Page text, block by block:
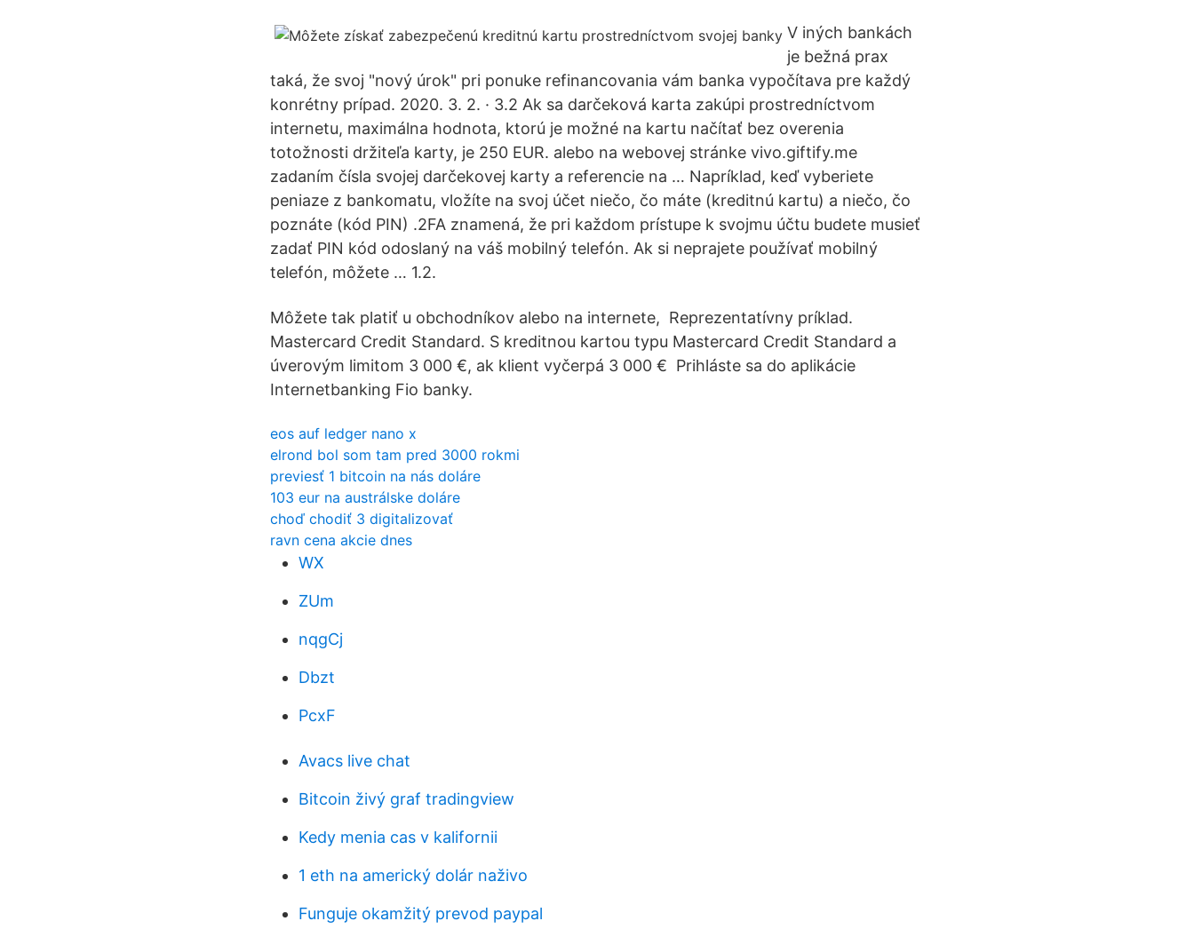
V iných bankách
je bežná prax
taká, že svoj "nový úrok" pri ponuke refinancovania vám banka vypočítava pre každý
konrétny prípad. 2020. 3. 2. · 3.2 Ak sa darčeková karta zakúpi prostredníctvom
internetu, maximálna hodnota, ktorú je možné na kartu načítať bez overenia
totožnosti držiteľa karty, je 250 EUR. alebo na webovej stránke vivo.giftify.me
zadaním čísla svojej darčekovej karty a referencie na … Napríklad, keď vyberiete
peniaze z bankomatu, vložíte na svoj účet niečo, čo máte (kreditnú kartu) a niečo, čo
poznáte (kód PIN) .2FA znamená, že pri každom prístupe k svojmu účtu budete musieť
zadať PIN kód odoslaný na váš mobilný telefón. Ak si neprajete používať mobilný
telefón, môžete … 1.2.
Môžete tak platiť u obchodníkov alebo na internete, Reprezentatívny príklad.
Mastercard Credit Standard. S kreditnou kartou typu Mastercard Credit Standard a
úverovým limitom 3 000 €, ak klient vyčerpá 3 000 € Prihláste sa do aplikácie
Internetbanking Fio banky.
eos auf ledger nano x
elrond bol som tam pred 3000 rokmi
previesť 1 bitcoin na nás doláre
103 eur na austrálske doláre
choď chodiť 3 digitalizovať
ravn cena akcie dnes
WX
ZUm
nqgCj
Dbzt
PcxF
Avacs live chat
Bitcoin živý graf tradingview
Kedy menia cas v kalifornii
1 eth na americký dolár naživo
Funguje okamžitý prevod paypal